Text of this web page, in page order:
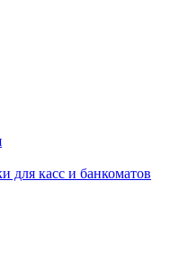
для касс и банкоматов